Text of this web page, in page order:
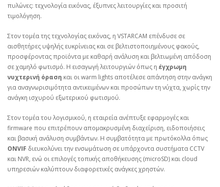
πυλώνες: τεχνολογία εικόνας, έξυπνες λειτουργίες και προσιτή
τιμολόγηση.
Στον τομέα της τεχνολογίας εικόνας, η VSTARCAM επένδυσε σε
αισθητήρες υψηλής ευκρίνειας και σε βελτιστοποιημένους φακούς,
προσφέροντας προϊόντα με καθαρή ανάλυση και βελτιωμένη απόδοση
σε χαμηλό φωτισμό. Η εισαγωγή λειτουργιών όπως η έγχρωμη
νυχτερινή όραση και οι warm lights αποτέλεσε απάντηση στην ανάγκη
για αναγνωρισιμότητα αντικειμένων και προσώπων τη νύχτα, χωρίς την
ανάγκη ισχυρού εξωτερικού φωτισμού.
Στον τομέα του λογισμικού, η εταιρεία ανέπτυξε εφαρμογές και
firmware που επιτρέπουν απομακρυσμένη διαχείριση, ειδοποιήσεις
και βασική ανάλυση συμβάντων. Η συμβατότητα με πρωτόκολλα όπως
ONVIF διευκολύνει την ενσωμάτωση σε υπάρχοντα συστήματα CCTV
και NVR, ενώ οι επιλογές τοπικής αποθήκευσης (microSD) και cloud
υπηρεσιών καλύπτουν διαφορετικές ανάγκες χρηστών.